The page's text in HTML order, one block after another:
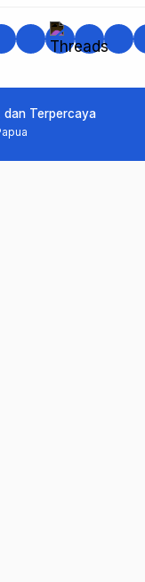
KODE ETIK
dan Terpercaya